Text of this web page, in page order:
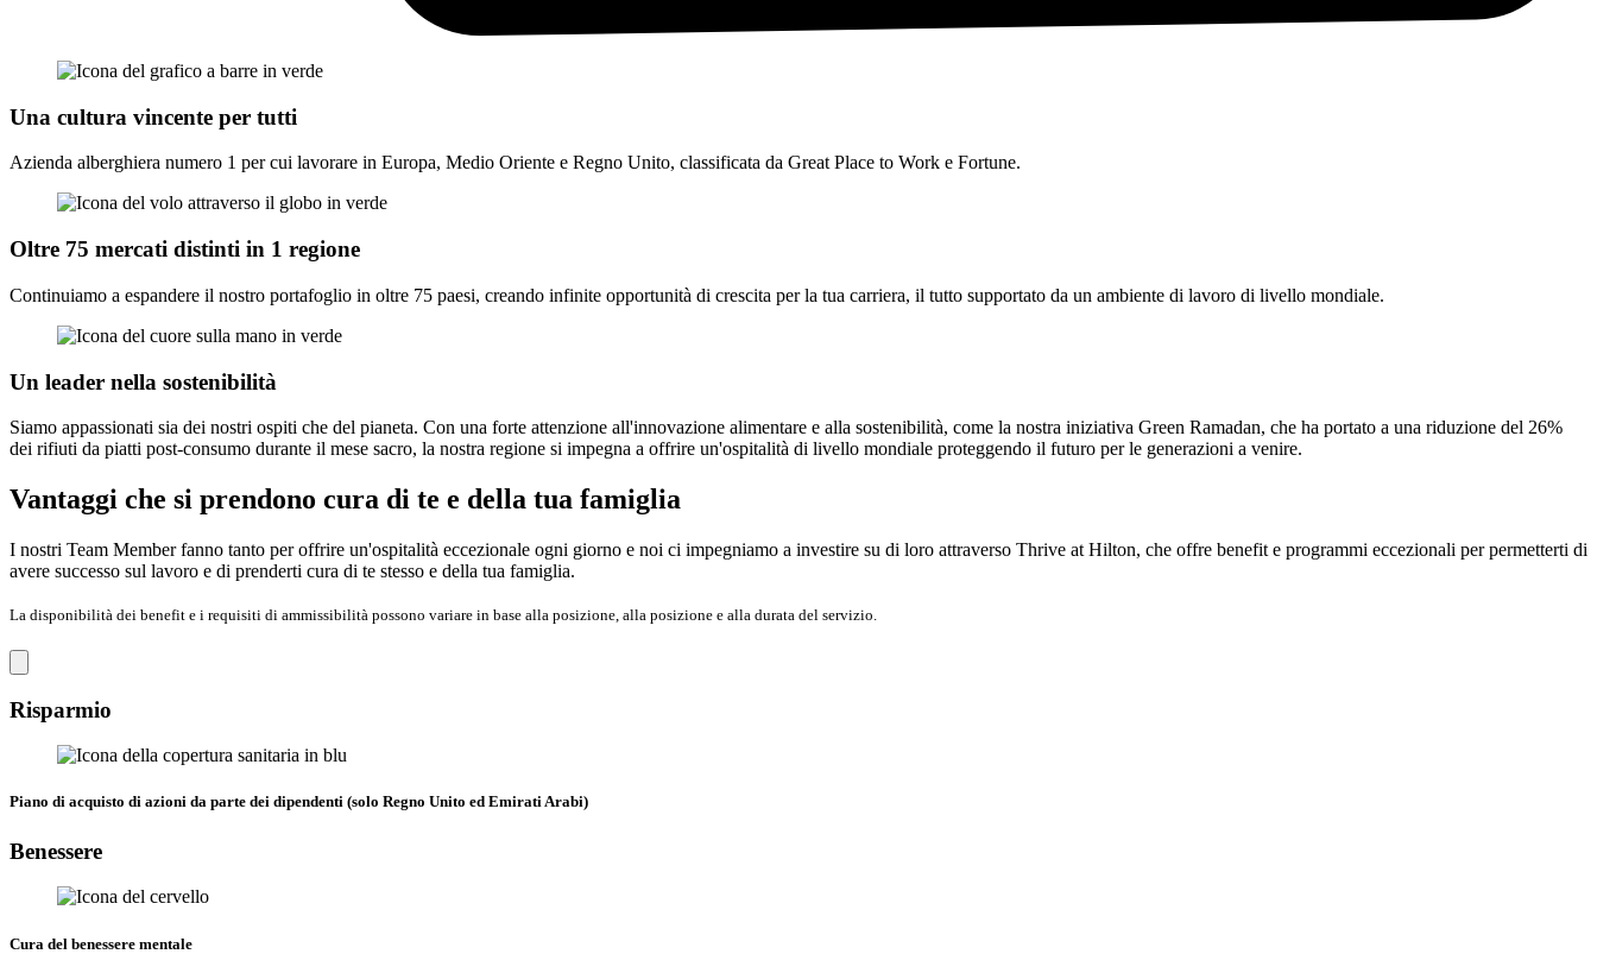
Una cultura vincente per tutti
Azienda alberghiera numero 1 per cui lavorare in Europa, Medio Oriente e Regno Unito, classificata da Great Place to Work e Fortune.
Oltre 75 mercati distinti in 1 regione
Continuiamo a espandere il nostro portafoglio in oltre 75 paesi, creando infinite opportunità di crescita per la tua carriera, il tutto supportato da un ambiente di lavoro di livello mondiale.
Un leader nella sostenibilità
Siamo appassionati sia dei nostri ospiti che del pianeta. Con una forte attenzione all'innovazione alimentare e alla sostenibilità, come la nostra iniziativa Green Ramadan, che ha portato a una riduzione del 26%
dei rifiuti da piatti post-consumo durante il mese sacro, la nostra regione si impegna a offrire un'ospitalità di livello mondiale proteggendo il futuro per le generazioni a venire.
Vantaggi che si prendono cura di te e della tua famiglia
I nostri Team Member fanno tanto per offrire un'ospitalità eccezionale ogni giorno e noi ci impegniamo a investire su di loro attraverso Thrive at Hilton, che offre benefit e programmi eccezionali per permetterti di
avere successo sul lavoro e di prenderti cura di te stesso e della tua famiglia.
La disponibilità dei benefit e i requisiti di ammissibilità possono variare in base alla posizione, alla posizione e alla durata del servizio.
Risparmio
Piano di acquisto di azioni da parte dei dipendenti (solo Regno Unito ed Emirati Arabi)
Benessere
Cura del benessere mentale